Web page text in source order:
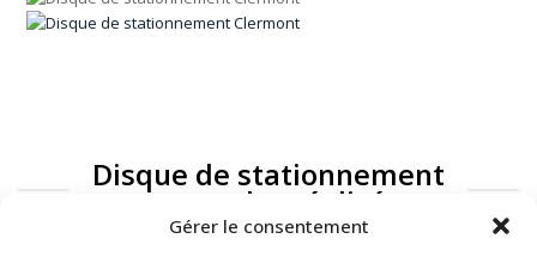
Gérer le consentement
Disque de stationnement
: exemples réalisés